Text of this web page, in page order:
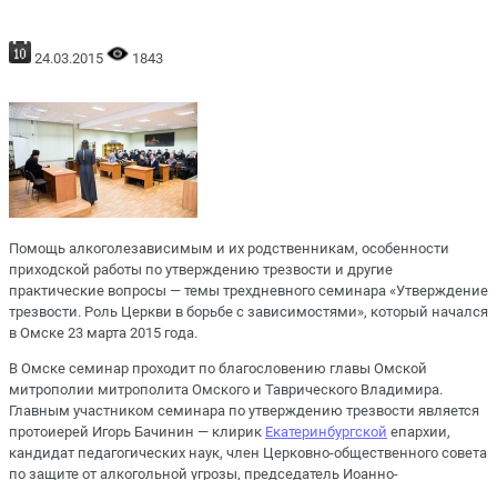
24.03.2015 1843
Помощь алкоголезависимым и их родственникам, особенности
приходской работы по утверждению трезвости и другие
практические вопросы — темы трехдневного семинара «Утверждение
трезвости. Роль Церкви в борьбе с зависимостями», который начался
в Омске 23 марта 2015 года.
В Омске семинар проходит по благословению главы Омской
митрополии митрополита Омского и Таврического Владимира.
Главным участником семинара по утверждению трезвости является
протоиерей Игорь Бачинин — клирик Екатеринбургской епархии,
кандидат педагогических наук, член Церковно-общественного совета
по защите от алкогольной угрозы, председатель Иоанно-